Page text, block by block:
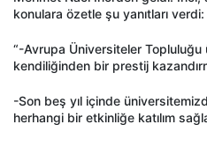
konulara özetle şu yanıtları verdi:
“-Avrupa Üniversiteler
kendiliğinden bir prestij
-Son beş yıl içinde
herhangi bir etkinliğe katılım